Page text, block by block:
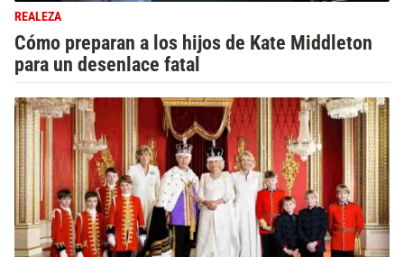
REALEZA
Cómo preparan a los hijos de Kate Middleton
para un desenlace fatal